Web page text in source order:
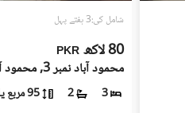
شامل کی:3 ہفتے پہل
PKR 80 لاکھ
محمود آباد نمبر 3, محمود آباد
3
2 95 مربع یارڈ